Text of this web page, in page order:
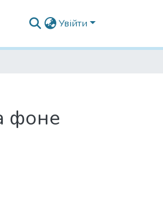
Увійти
фоне